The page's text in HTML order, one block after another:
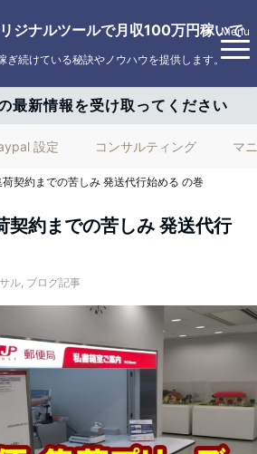
ジナルツールで月収100万円稼いで
ぎ続けている秘訣やノウハウを提供します。
Menu
最新情報を受け取ってください
設定 コンサルティング マ
契約までの苦しみ 発送代行始める の巻
契約までの苦しみ 発送代行
ル, ブログ記事